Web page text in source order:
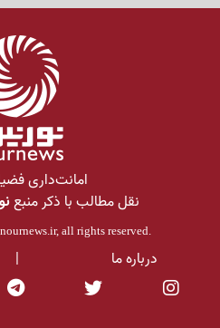
امانت‌داری
نقل مطالب با ذکر منبع
, all rights reserved.
درباره ما |